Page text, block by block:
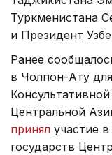
Туркменистана
и Президент
Ранее
в Чолпон-Ату
Центральной
принял участие
государств